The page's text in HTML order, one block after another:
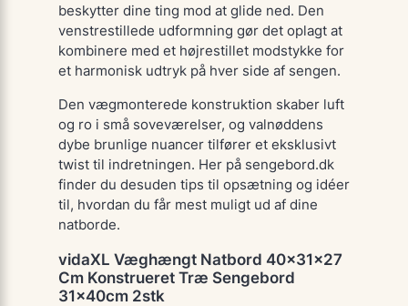
beskytter dine ting mod at glide ned. Den
venstrestillede udformning gør det oplagt at
kombinere med et højrestillet modstykke for
et harmonisk udtryk på hver side af sengen.
Den vægmonterede konstruktion skaber luft
og ro i små soveværelser, og valnøddens
dybe brunlige nuancer tilfører et eksklusivt
twist til indretningen. Her på sengebord.dk
finder du desuden tips til opsætning og idéer
til, hvordan du får mest muligt ud af dine
natborde.
vidaXL Væghængt Natbord 40x31x27
Cm Konstrueret Træ Sengebord
31x40cm 2stk